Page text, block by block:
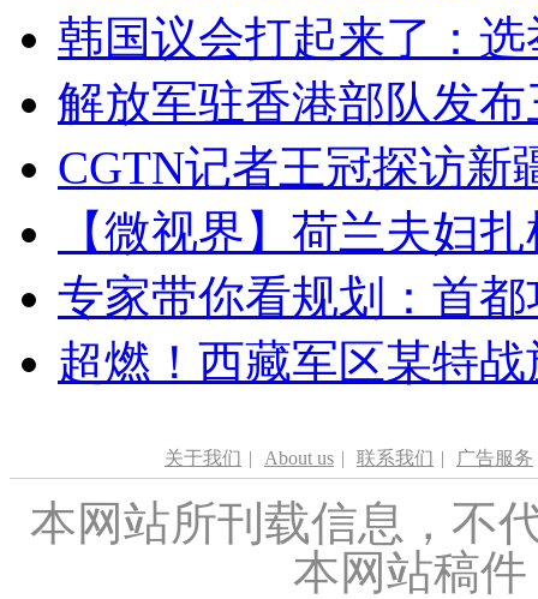
韩国议会打起来了：
解放军驻香港部队发
CGTN记者王冠探访新
【微视界】荷兰夫妇
专家带你看规划：首
超燃！西藏军区某特
关于我们 | About us | 联系我们 | 广告服务
本网站所刊载信息，不
本网站稿